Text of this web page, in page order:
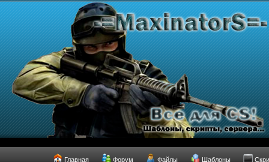
Главная Форум Файлы Шаблоны